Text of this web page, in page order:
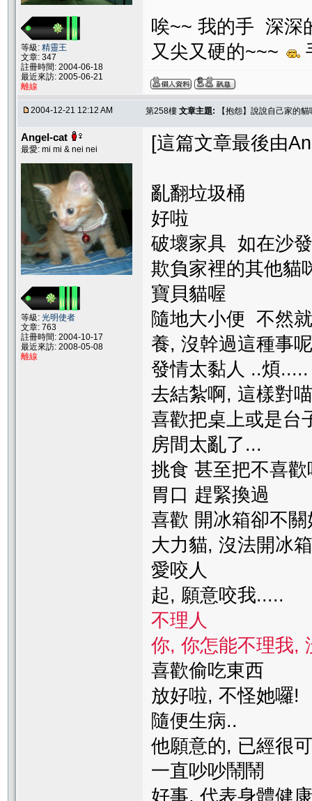
等級: 精靈王
文章: 347
註冊時間: 2004-06-18
最近來訪: 2005-06-21
離線
唉~~ 我的手 深
又尖又硬的~~~
2004-12-21 12:12 AM 第258樓 文章主題: 【抱怨】說說自己家的
Angel-cat
最愛: mi mi & nei nei
等級: 光明使者
文章: 763
註冊時間: 2004-10-17
最近來訪: 2008-05-08
離線
[這篇文章最後由
亂翻垃
好啦
破壞家具 如在沙
欺負家裡
寶貝貓喔
隨地大小便 不然
養, 沒幹過這種事呢
發情太黏
去結紮啊, 這樣對
喜歡把桌上或是
房間太亂了...
挑食 甚至把不
胃口 趕緊換過
喜歡 開冰
大力貓, 沒法開冰
愛咬
起, 願意咬我.....
不理
你, 你怎能不理我,
喜歡偷
放好啦, 不怪她囉!
隨便生
他願意的, 已經很
一直吵
好事, 代表身體健康